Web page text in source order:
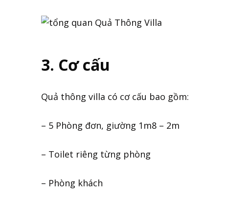
3. Cơ cấu
Quả thông villa có cơ cấu bao gồm:
– 5 Phòng đơn, giường 1m8 – 2m
– Toilet riêng từng phòng
– Phòng khách